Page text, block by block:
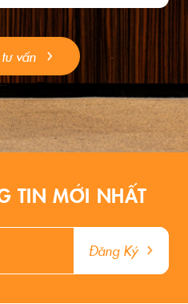
vấn
TIN MỚI NHẤT
Đăng Ký